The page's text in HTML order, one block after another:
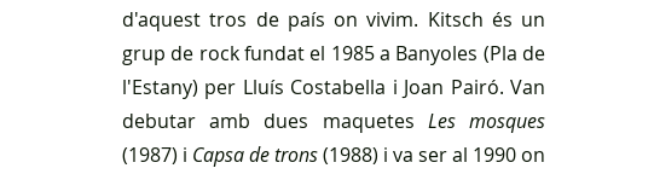
d'aquest tros de país on vivim. Kitsch és un
grup de rock fundat el 1985 a Banyoles (Pla de
l'Estany) per Lluís Costabella i Joan Pairó. Van
debutar amb dues maquetes Les mosques
(1987) i Capsa de trons (1988) i va ser al 1990 on